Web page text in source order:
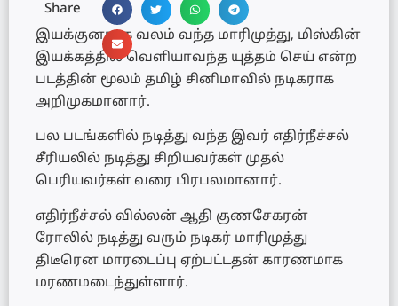
Share
இயக்குனராக வலம் வந்த மாரிமுத்து, மிஸ்கின்
இயக்கத்தில் வெளியாவந்த யுத்தம் செய் என்ற
படத்தின் மூலம் தமிழ் சினிமாவில் நடிகராக
அறிமுகமானார்.
பல படங்களில் நடித்து வந்த இவர் எதிர்நீச்சல்
சீரியலில் நடித்து சிறியவர்கள் முதல்
பெரியவர்கள் வரை பிரபலமானார்.
எதிர்நீச்சல் வில்லன் ஆதி குணசேகரன்
ரோலில் நடித்து வரும் நடிகர் மாரிமுத்து
திடீரென மாரடைப்பு ஏற்பட்டதன் காரணமாக
மரணமடைந்துள்ளார்.